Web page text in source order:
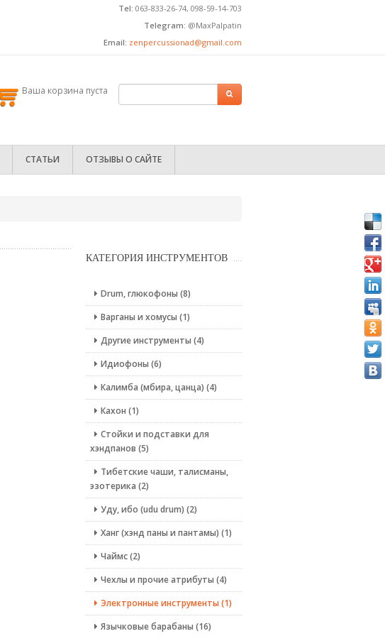
Tel: 063-833-26-74, 098-59-14-703
Telegram: @MaxPalpatin
Email: zenpercussionad@gmail.com
Ваша корзина пуста
СТАТЬИ ОТЗЫВЫ О САЙТЕ
КАТЕГОРИЯ ИНСТРУМЕНТОВ
Drum, глюкофоны (8)
Варганы и хомусы (1)
Другие инструменты (4)
Идиофоны (6)
Калимба (мбира, цанца) (4)
Кахон (1)
Стойки и подставки для
хэндпанов (5)
Тибетские чаши, талисманы,
эзотерика (2)
Уду, ибо (udu drum) (2)
Ханг (хэнд паны и пантамы) (1)
Чаймс (2)
Чехлы и прочие атрибуты (4)
Электронные инструменты (1)
Язычковые барабаны (16)